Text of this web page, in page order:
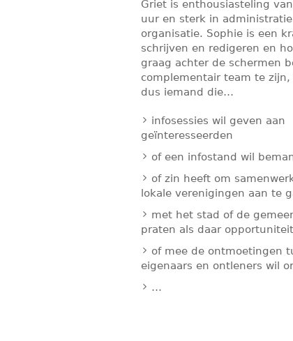
Griet is enthousiasteling
uur en sterk in
organisatie. Sophie is een
schrijven en redigeren en
graag achter de schermen
complementair team te zijn,
dus iemand die…
infosessies wil geven aan
geïnteresseerden
of een infostand wil
of zin heeft om
lokale verenigingen aan te
met het stad of de
praten als daar
of mee de ontmoetingen
eigenaars en ontleners wil
…